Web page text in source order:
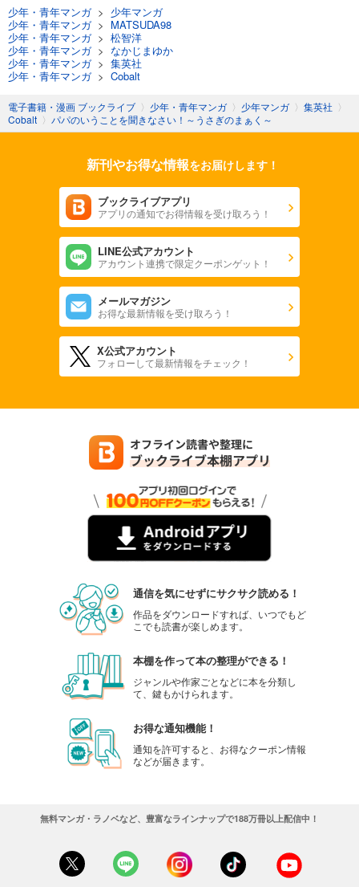
少年・青年マンガ> 少年マンガ
少年・青年マンガ> MATSUDA98
少年・青年マンガ> 松智洋
少年・青年マンガ> なかじまゆか
少年・青年マンガ> 集英社
少年・青年マンガ> Cobalt
電子書籍・漫画 ブックライブ 〉 少年・青年マンガ 〉 少年マンガ 〉 集英社 〉
Cobalt 〉 パパのいうことを聞きなさい！～うさぎのまぁく～
新刊やお得な情報をお届けします！
ブックライブアプリ
アプリの通知でお得情報を受け取ろう！
LINE公式アカウント
アカウント連携で限定クーポンゲット！
メールマガジン
お得な最新情報を受け取ろう！
X公式アカウント
フォローして最新情報をチェック！
通信を気にせずにサクサク読める！
作品をダウンロードすれば、いつでもど
こでも読書が楽しめます。
本棚を作って本の整理ができる！
ジャンルや作家ごとなどに本を分類し
て、鍵もかけられます。
お得な通知機能！
通知を許可すると、お得なクーポン情報
などが届きます。
無料マンガ・ラノベなど、豊富なラインナップで188万冊以上配信中！